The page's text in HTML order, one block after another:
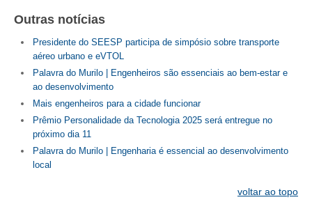
MANUAL DE REDAÇÃO
RELEASES
CONTATO
Outras notícias
Presidente do SEESP participa de simpósio sobre transporte
aéreo urbano e eVTOL
Palavra do Murilo | Engenheiros são essenciais ao bem-estar e
ao desenvolvimento
Mais engenheiros para a cidade funcionar
Prêmio Personalidade da Tecnologia 2025 será entregue no
próximo dia 11
Palavra do Murilo | Engenharia é essencial ao desenvolvimento
local
voltar ao topo